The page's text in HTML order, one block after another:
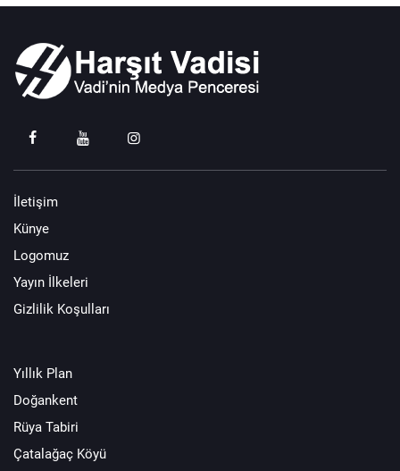
İletişim
Künye
Logomuz
Yayın İlkeleri
Gizlilik Koşulları
Yıllık Plan
Doğankent
Rüya Tabiri
Çatalağaç Köyü